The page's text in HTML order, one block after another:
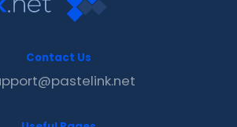
Contact Us